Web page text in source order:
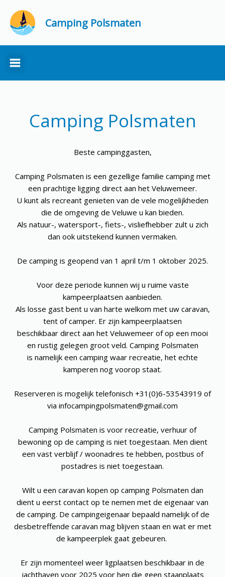
Camping Polsmaten
Camping Polsmaten
Beste campinggasten,
Camping Polsmaten is een gezellige familie camping met
een prachtige ligging direct aan het Veluwemeer.
U kunt als recreant genieten van de vele mogelijkheden
die de omgeving de Veluwe u kan bieden.
Als natuur-, watersport-, fiets-, visliefhebber zult u zich
dan ook uitstekend kunnen vermaken.
De camping is geopend van 1 april t/m 1 oktober 2025.
Voor deze periode kunnen wij u ruime vaste
kampeerplaatsen aanbieden.
Als losse gast bent u van harte welkom met uw caravan,
tent of camper. Er zijn kampeerplaatsen
beschikbaar direct aan het Veluwemeer of op een mooi
en rustig gelegen groot veld. Camping Polsmaten
is namelijk een camping waar recreatie, het echte
kamperen nog voorop staat.
Reserveren is mogelijk telefonisch +31(0)6-53543919 of
via infocampingpolsmaten@gmail.com
Camping Polsmaten is voor recreatie, verhuur of
bewoning op de camping is niet toegestaan. Men dient
een vast verblijf / woonadres te hebben, postbus of
postadres is niet toegestaan.
Wilt u een caravan kopen op camping Polsmaten dan
dient u eerst contact op te nemen met de eigenaar van
de camping. De campingeigenaar bepaald namelijk of de
desbetreffende caravan mag blijven staan en wat er met
de kampeerplek gaat gebeuren.
Er zijn momenteel weer ligplaatsen beschikbaar in de
jachthaven voor 2025 voor hen die geen staanplaats